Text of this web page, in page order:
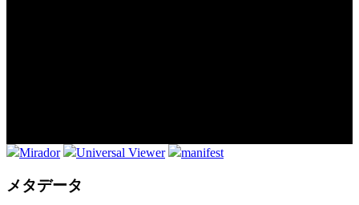
Mirador Universal Viewer manifest
メタデータ